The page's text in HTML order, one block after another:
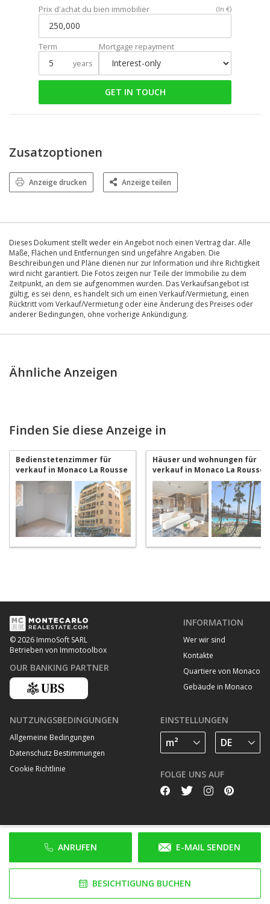
Prix d'achat du bien immobilier (In €)
Term
years
Mortgage repayment
GET IN TOUCH
ANRUFEN E-MAIL SENDEN
BESICHTIGUNG BUCHEN
Zusatzoptionen
Anzeige drucken Anzeige teilen
Dieses Dokument stellt weder ein Angebot noch einen Vertrag dar. Alle
Maße, Flächen und Entfernungen sind ungefähre Angaben. Die
Beschreibungen und Pläne dienen nur zur Information und ihre Richtigkeit
wird nicht garantiert. Die Fotos zeigen nur Teile der Immobilie zu dem
Zeitpunkt, an dem sie aufgenommen wurden. Das Verkaufsangebot ist
gültig, es sei denn, es handelt sich um einen Verkauf/Vermietung, einen
Rücktritt vom Verkauf/Vermietung oder eine Änderung des Preises oder
anderer Bedingungen, ohne vorherige Ankündigung.
Ähnliche Anzeigen
Finden Sie diese Anzeige in
Bedienstetenzimmer für
verkauf in Monaco La Rousse
- Saint Roman
Häuser und wohnungen für
verkauf in Monaco La Rousse
- Saint Roman
© 2026 ImmoSoft SARL
Betrieben von Immotoolbox
OUR BANKING PARTNER
INFORMATION
Wer wir sind
Kontakte
Quartiere von Monaco
Gebäude in Monaco
NUTZUNGSBEDINGUNGEN
Allgemeine Bedingungen
Datenschutz Bestimmungen
Cookie Richtlinie
EINSTELLUNGEN
FOLGE UNS AUF